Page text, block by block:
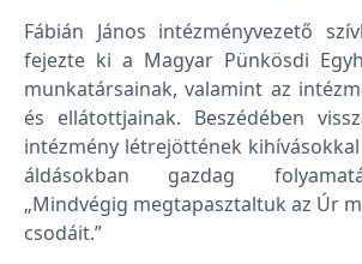
Fábián János intézményvezető
fejezte ki a Magyar Pünkösdi
munkatársainak, valamint az
és ellátottjainak. Beszédében
intézmény létrejöttének
áldásokban gazdag
„Mindvégig megtapasztaltuk az Úr
csodáit.”